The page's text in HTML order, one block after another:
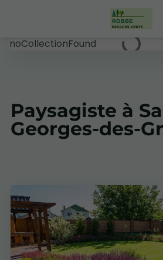
noCollectionFound
Paysagiste à
Georges-des-